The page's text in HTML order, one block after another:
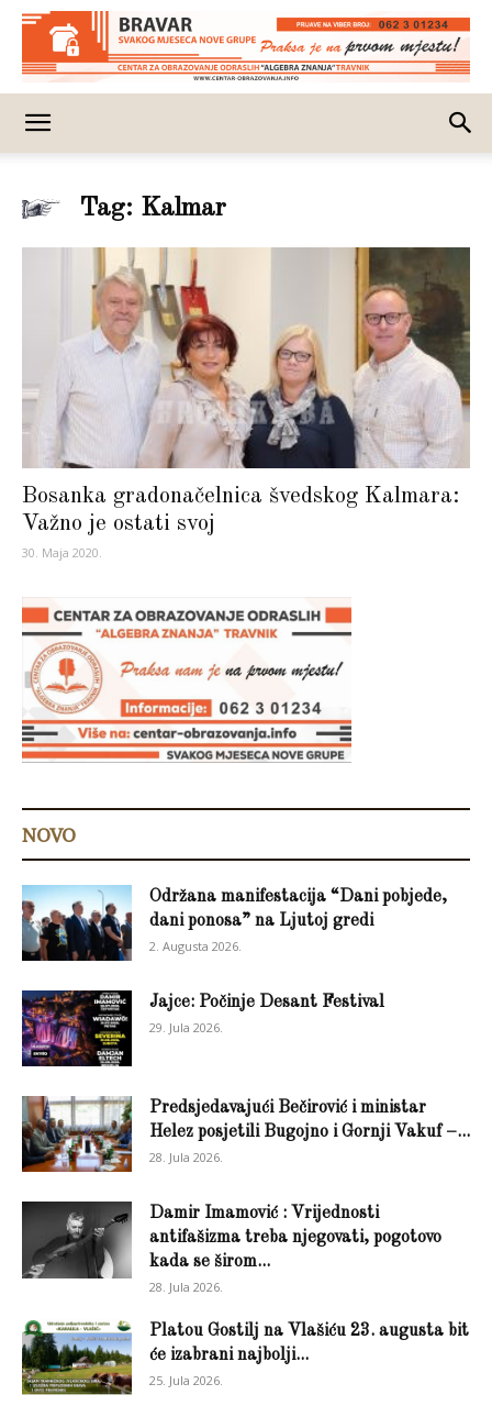
Tag: Kalmar
Bosanka gradonačelnica švedskog Kalmara:
Važno je ostati svoj
30. Maja 2020.
NOVO
Održana manifestacija “Dani pobjede,
dani ponosa” na Ljutoj gredi
2. Augusta 2026.
Jajce: Počinje Desant Festival
29. Jula 2026.
Predsjedavajući Bečirović i ministar
Helez posjetili Bugojno i Gornji Vakuf –...
28. Jula 2026.
Damir Imamović : Vrijednosti
antifašizma treba njegovati, pogotovo
kada se širom...
28. Jula 2026.
Platou Gostilj na Vlašiću 23. augusta bit
će izabrani najbolji...
25. Jula 2026.